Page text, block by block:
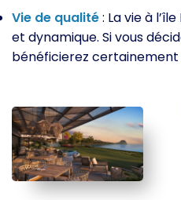
Vie de qualité: La vie à
et dynamique. Si vous
bénéficierez certainement